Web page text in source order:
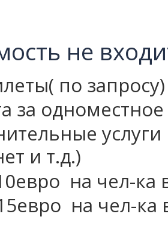
не
по запросу)
за
и т.д.)
на чел-ка
на чел-ка